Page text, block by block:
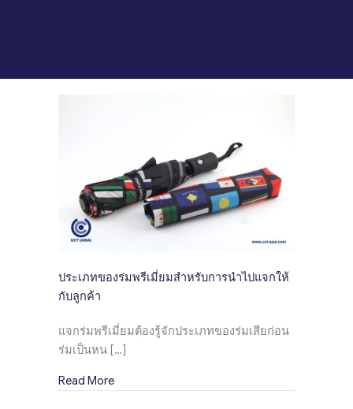
ประเภทของร่มพรีเมี่ยมสำหรับการนำไปแจกให้
กับลูกค้า
แจกร่มพรีเมี่ยมต้องรู้จักประเภทของร่มเสียก่อน
ร่มเป็นหน […]
Read Moreabout ประเภทของร่มพรีเมี่ยมสำหรับการนำไป